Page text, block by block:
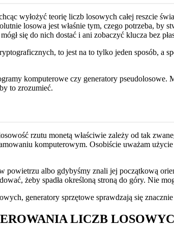
wyłożyć teorię liczb losowych całej reszcie
losowa jest właśnie tym, czego potrzeba, by
się do nich dostać i ani zobaczyć klucza bez
to jest na to tylko jeden sposób, a
komputerowe czy generatory pseudolosowe.
to zrozumieć.
rzutu monetą właściwie zależy od tak
komputerowym. Osobiście uważam
powietrzu albo gdybyśmy znali jej początkową
żeby spadła określoną stroną do góry. Nie
generatory sprzętowe sprawdzają się
LICZB